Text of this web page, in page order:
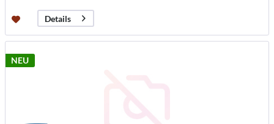
Details
NEU